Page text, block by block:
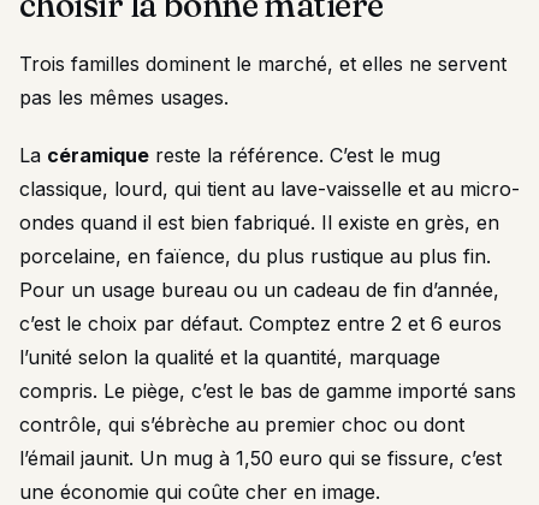
Trois familles dominent le marché, et elles ne servent
pas les mêmes usages.
La céramique reste la référence. C’est le mug
classique, lourd, qui tient au lave-vaisselle et au micro-
ondes quand il est bien fabriqué. Il existe en grès, en
porcelaine, en faïence, du plus rustique au plus fin.
Pour un usage bureau ou un cadeau de fin d’année,
c’est le choix par défaut. Comptez entre 2 et 6 euros
l’unité selon la qualité et la quantité, marquage
compris. Le piège, c’est le bas de gamme importé sans
contrôle, qui s’ébrèche au premier choc ou dont
l’émail jaunit. Un mug à 1,50 euro qui se fissure, c’est
une économie qui coûte cher en image.